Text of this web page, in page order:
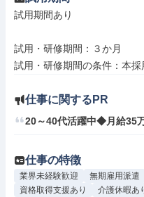
試用期間あり
試用・研修期間：３か月
仕事に関するPR
20～40代活躍中◆月給35
仕事の特徴
業界未経験歓迎 無期雇用派遣
資格取得支援あり
介護休暇あ